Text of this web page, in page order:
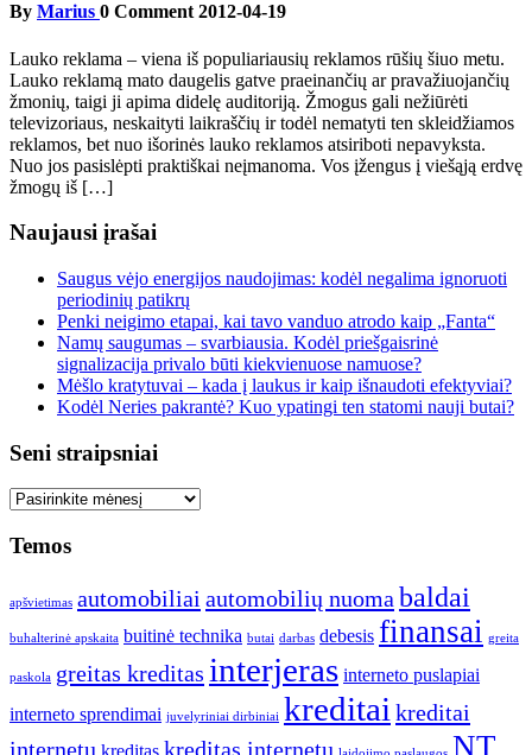
By Marius 0 Comment 2012-04-19
Lauko reklama – viena iš populiariausių reklamos rūšių šiuo metu.
Lauko reklamą mato daugelis gatve praeinančių ar pravažiuojančių
žmonių, taigi ji apima didelę auditoriją. Žmogus gali nežiūrėti
televizoriaus, neskaityti laikraščių ir todėl nematyti ten skleidžiamos
reklamos, bet nuo išorinės lauko reklamos atsiriboti nepavyksta.
Nuo jos pasislėpti praktiškai neįmanoma. Vos įžengus į viešąją erdvę
žmogų iš […]
Naujausi įrašai
Saugus vėjo energijos naudojimas: kodėl negalima ignoruoti
periodinių patikrų
Penki neigimo etapai, kai tavo vanduo atrodo kaip „Fanta“
Namų saugumas – svarbiausia. Kodėl priešgaisrinė
signalizacija privalo būti kiekvienuose namuose?
Mėšlo kratytuvai – kada į laukus ir kaip išnaudoti efektyviai?
Kodėl Neries pakrantė? Kuo ypatingi ten statomi nauji butai?
Seni straipsniai
Seni
Temos
apšvietimas automobiliai automobilių nuoma baldai
buhalterinė apskaita buitinė technika butai darbas debesis finansai greita
paskola greitas kreditas interjeras interneto puslapiai
interneto sprendimai juvelyriniai dirbiniai kreditai kreditai
internetu kreditas kreditas internetu NT